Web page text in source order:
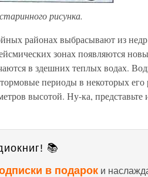
рисунка.
районах выбрасывают из недр
зонах появляются
в здешних теплых водах.
периоды в некоторых его
высотой. Ну-ка,
📚
в подарок и